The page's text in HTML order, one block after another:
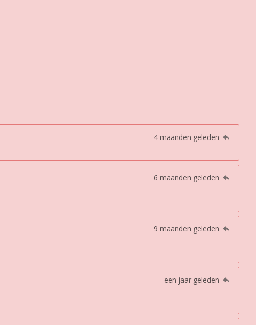
4 maanden geleden
6 maanden geleden
9 maanden geleden
een jaar geleden